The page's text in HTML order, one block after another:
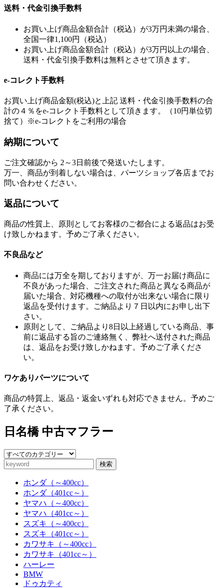
送料・代金引換手数料
お買い上げ商品金額合計（税込）が3万円未満の場合、
全国一律1,100円（税込）
お買い上げ商品金額合計（税込）が3万円以上の場合、
送料・代金引換手数料は無料とさせて頂きます。
e-コレクト手数料
お買い上げ商品金額(税込)と上記 送料・代金引換手数料の合
計の４％をe-コレクト手数料として頂きます。（10円単位切
捨て）※e-コレクトをご利用の場合
納期について
ご注文確認から 2～3日前後で発送いたします。
万一、商品が到着しない場合は、パーツショップ各店までお
問い合わせください。
返品について
商品の性質上、原則としてお客様のご都合による返品はお受
け致しかねます。予めご了承ください。
不良品など
商品には万全を期しておりますが、万一お届け商品に
不良があった場合、ご注文された商品と異なる商品が
届いた場合、対応機種への取付が出来ない場合に限り
返品を受付けます。ご納品より７日以内にお申し出下
さい。
原則として、ご納品より8日以上経過している商品、事
前に返品する旨のご連絡無く、弊社へ送付された商品
は、返品をお受け致しかねます。予めご了承くださ
い。
ワケありパーツについて
商品の特質上、返品・返金いずれも対応できません。予めご
了承ください。
日名橋 中古マフラー
検索
ホンダ（～400cc）
ホンダ（401cc～）
ヤマハ（～400cc）
ヤマハ（401cc～）
スズキ（～400cc）
スズキ（401cc～）
カワサキ（～400cc）
カワサキ（401cc～）
ハーレー
BMW
ドゥカティ